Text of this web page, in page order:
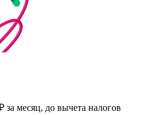
за месяц, до вычета налогов